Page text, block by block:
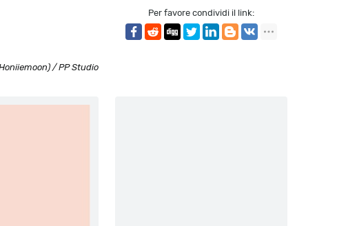
/ PP Studio
Per favore condividi il link: